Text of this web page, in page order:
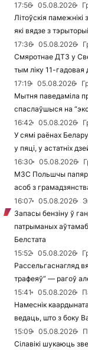
17:56
05.08.2026
Літоўскія
які вядзе з
17:36
05.08.2026
Смяротнае ДТЗ у
тым ліку 11-гадовая
17:19
05.08.2026
Мытня паведаміла
спаслаўшыся на
16:42
05.08.2026
У сямі раёнах
у пяці, у астатніх
16:30
05.08.2026
МЗС Польшчы
асоб з
16:07
05.08.2026
Запасы бензіну ў
патрыманых
Белстата
15:52
05.08.2026
Рассельгаснагляд
трафеяў” — рагоў
15:41
05.08.2026
Намеснік
ведаць, што з боку
15:09
05.08.2026
Сілавікі шукаюць